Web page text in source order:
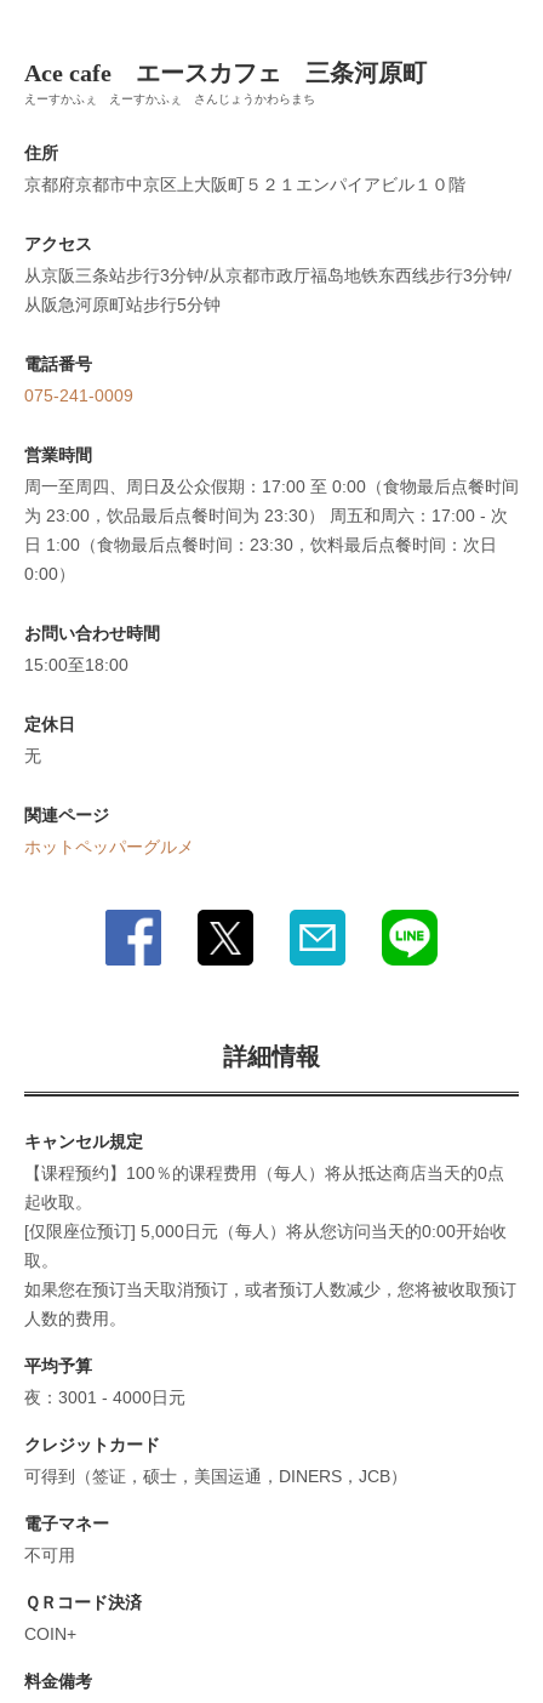
Ace cafe エースカフェ 三条河原町
えーすかふぇ えーすかふぇ さんじょうかわらまち
住所
京都府京都市中京区上大阪町５２１エンパイアビル１０階
アクセス
从京阪三条站步行3分钟/从京都市政厅福岛地铁东西线步行3分钟/
从阪急河原町站步行5分钟
電話番号
075-241-0009
営業時間
周一至周四、周日及公众假期：17:00 至 0:00（食物最后点餐时间
为 23:00，饮品最后点餐时间为 23:30） 周五和周六：17:00 - 次
日 1:00（食物最后点餐时间：23:30，饮料最后点餐时间：次日
0:00）
お問い合わせ時間
15:00至18:00
定休日
无
関連ページ
ホットペッパーグルメ
詳細情報
キャンセル規定
【课程预约】100％的课程费用（每人）将从抵达商店当天的0点
起收取。
[仅限座位预订] 5,000日元（每人）将从您访问当天的0:00开始收
取。
如果您在预订当天取消预订，或者预订人数减少，您将被收取预订
人数的费用。
平均予算
夜：3001 - 4000日元
クレジットカード
可得到（签证，硕士，美国运通，DINERS，JCB）
電子マネー
不可用
ＱＲコード決済
COIN+
料金備考
Ace cafe エースカフェ 三条河原町
https://acecafe.owst.jp/